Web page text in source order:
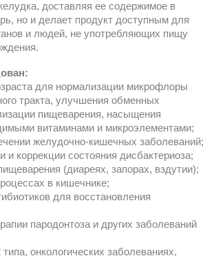
доставляя ее содержимое в
но и делает продукт доступным для
и людей, не употребляющих пищу
для нормализации микрофлоры
тракта, улучшения обменных
пищеварения, насыщения
витаминами и микроэлементами;
желудочно-кишечных заболеваний;
и коррекции состояния дисбактериоза;
(диареях, запорах, вздутии);
в кишечнике;
для восстановления
пародонтоза и других заболеваний
онкологических заболеваниях,